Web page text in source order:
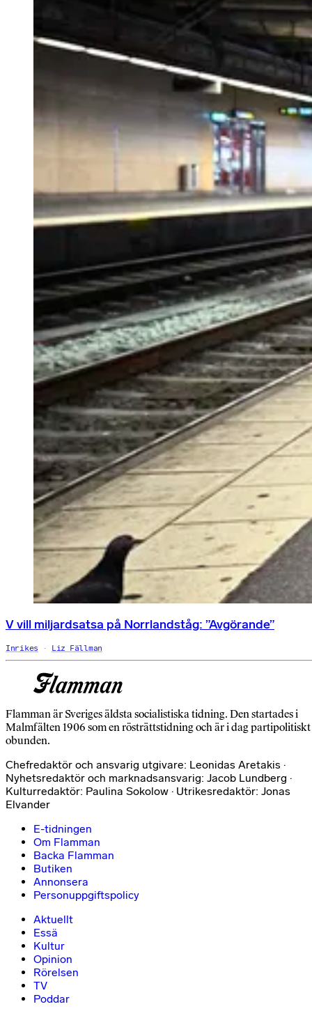
V vill miljardsatsa på Norrlandståg: ”Avgörande”
Inrikes Liz Fällman
Flamman är Sveriges äldsta socialistiska tidning. Den startades i
Malmfälten 1906 som en rösträttstidning och är i dag partipolitiskt
obunden.
Chefredaktör och ansvarig utgivare: Leonidas Aretakis ·
Nyhetsredaktör och marknadsansvarig: Jacob Lundberg ·
Kulturredaktör: Paulina Sokolow · Utrikesredaktör: Jonas
Elvander
E-tidningen
Om Flamman
Backa Flamman
Butiken
Annonsera
Personuppgiftspolicy
Aktuellt
Essä
Kultur
Opinion
Rörelsen
TV
Poddar